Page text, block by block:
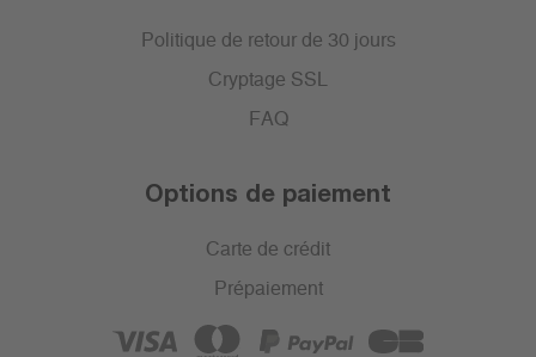
Politique de retour de 30 jours
Cryptage SSL
FAQ
Options de paiement
Carte de crédit
Prépaiement